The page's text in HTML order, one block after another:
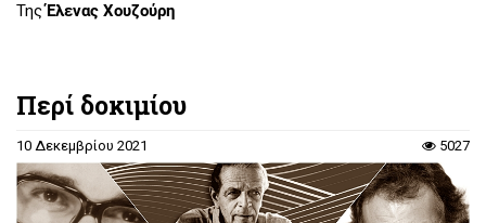
ΤηςΈλενας Χουζούρη
Περί δοκιμίου
10 Δεκεμβρίου 2021 5027